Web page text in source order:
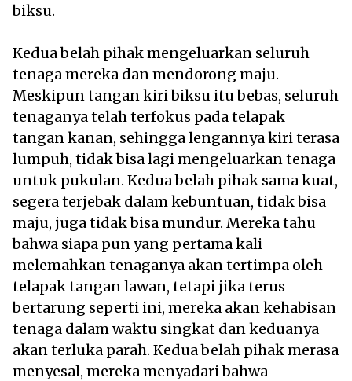
biksu.
Kedua belah pihak mengeluarkan seluruh
tenaga mereka dan mendorong maju.
Meskipun tangan kiri biksu itu bebas, seluruh
tenaganya telah terfokus pada telapak
tangan kanan, sehingga lengannya kiri terasa
lumpuh, tidak bisa lagi mengeluarkan tenaga
untuk pukulan. Kedua belah pihak sama kuat,
segera terjebak dalam kebuntuan, tidak bisa
maju, juga tidak bisa mundur. Mereka tahu
bahwa siapa pun yang pertama kali
melemahkan tenaganya akan tertimpa oleh
telapak tangan lawan, tetapi jika terus
bertarung seperti ini, mereka akan kehabisan
tenaga dalam waktu singkat dan keduanya
akan terluka parah. Kedua belah pihak merasa
menyesal, mereka menyadari bahwa